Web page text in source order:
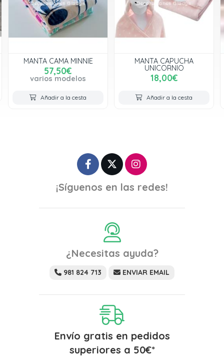
CAMA MINNIE
modelos
Añadir a la cesta
MANTA CAPUCHA
UNICORNIO
Añadir a la cesta
¡Síguenos en las redes!
¿Necesitas ayuda?
981 824 713 ENVIAR EMAIL
Envío gratis en pedidos
superiores a 50€*